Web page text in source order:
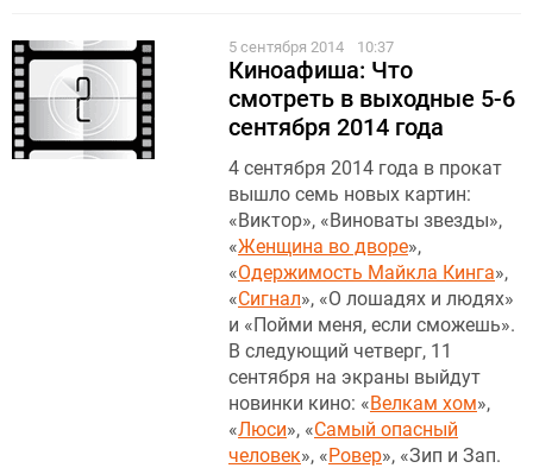
5 сентября 2014 10:37
Киноафиша: Что
смотреть в выходные 5-6
сентября 2014 года
4 сентября 2014 года в прокат
вышло семь новых картин:
«Виктор», «Виноваты звезды»,
«Женщина во дворе»,
«Одержимость Майкла Кинга»,
«Сигнал», «О лошадях и людях»
и «Пойми меня, если сможешь».
В следующий четверг, 11
сентября на экраны выйдут
новинки кино: «Велкам хом»,
«Люси», «Самый опасный
человек», «Ровер», «Зип и Зап.